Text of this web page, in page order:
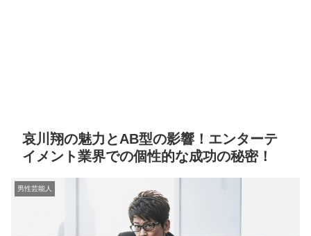
哀川翔の魅力とAB型の影響！エンターテ
イメント業界での個性的な成功の秘密！
男性芸能人